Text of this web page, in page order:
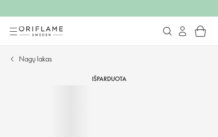
Nagų lakas
IŠPARDUOTA